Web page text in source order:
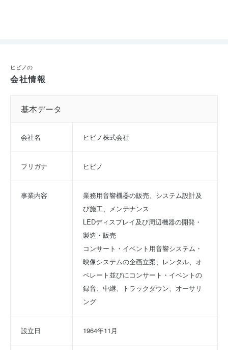
ヒビノの
会社情報
基本データ
会社名 ヒビノ株式会社
フリガナ ヒビノ
事業内容
業務用音響機器の販売、システム設計及
び施工、メンテナンス
LEDディスプレイ及び周辺機器の開発・
製造・販売
コンサート・イベント用音響システム・
映像システムの企画立案、レンタル、オ
ペレート並びにコンサート・イベントの
録音、中継、トラックダウン、オーサリ
ング
設立日 1964年11月